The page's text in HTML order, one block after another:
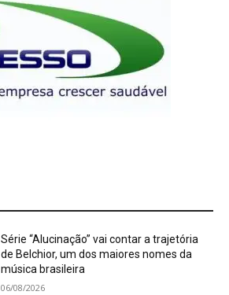
Série “Alucinação” vai contar a trajetória
de Belchior, um dos maiores nomes da
música brasileira
06/08/2026